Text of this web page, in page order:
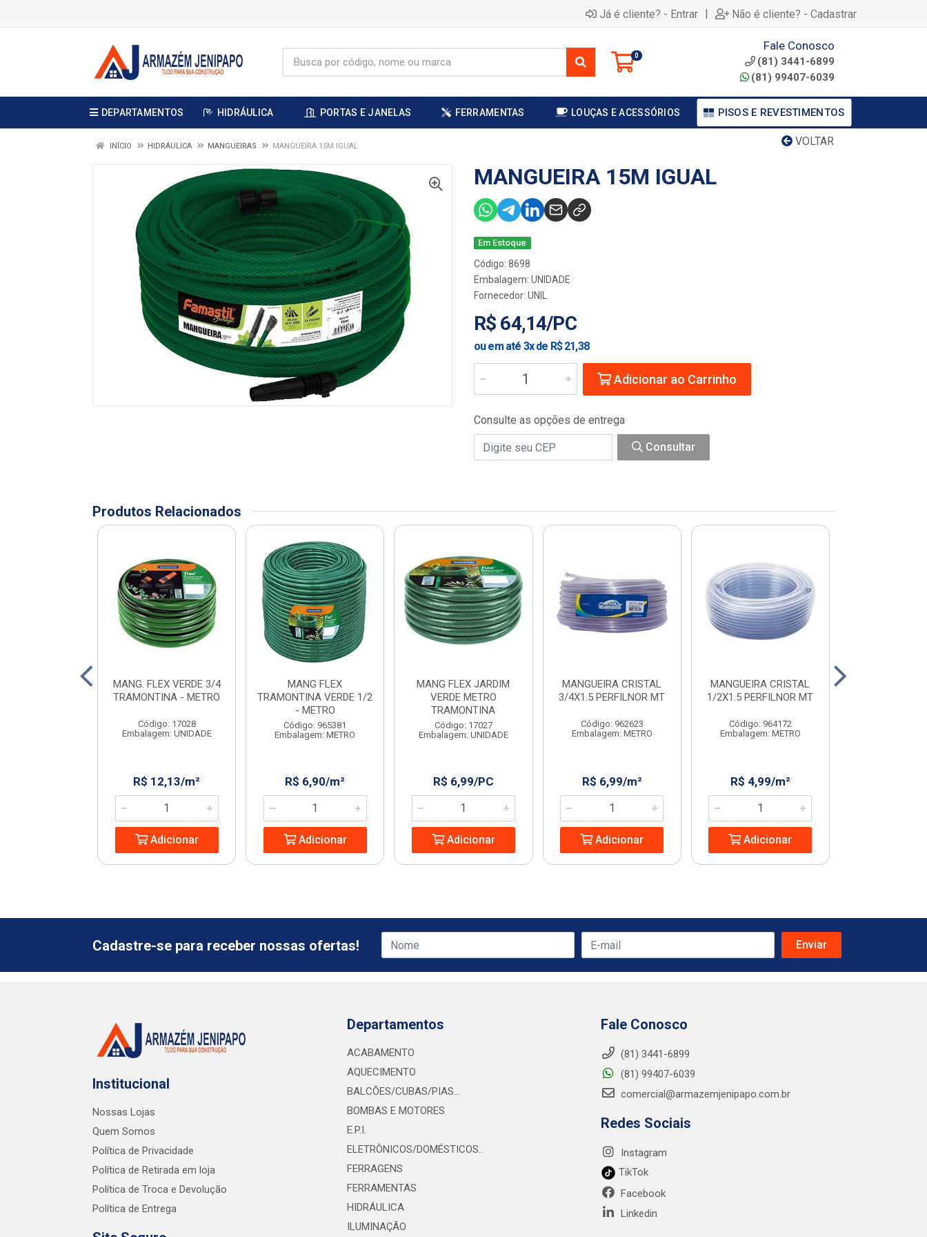
Já é cliente? - Entrar | Não é cliente? - Cadastrar
0
Fale Conosco
(81) 3441-6899
(81) 99407-6039
DEPARTAMENTOS HIDRÁULICA PORTAS E JANELAS FERRAMENTAS LOUÇAS E ACESSÓRIOS PISOS E REVESTIMENTOS
VOLTAR
INÍCIO HIDRÁULICA MANGUEIRAS MANGUEIRA 15M IGUAL
MANGUEIRA 15M IGUAL
Em Estoque
Código: 8698
Embalagem: UNIDADE
Fornecedor: UNIL
R$ 64,14/PC
ou em até 3x de R$ 21,38
Adicionar ao Carrinho
Consulte as opções de entrega
Consultar
Produtos Relacionados
MANG. FLEX VERDE 3/4
TRAMONTINA - METRO
Código: 17028
Embalagem: UNIDADE
R$ 12,13/m²
Adicionar
MANG FLEX
TRAMONTINA VERDE 1/2
- METRO
Código: 965381
Embalagem: METRO
R$ 6,90/m²
Adicionar
MANG FLEX JARDIM
VERDE METRO
TRAMONTINA
Código: 17027
Embalagem: UNIDADE
R$ 6,99/PC
Adicionar
MANGUEIRA CRISTAL
3/4X1.5 PERFILNOR MT
Código: 962623
Embalagem: METRO
R$ 6,99/m²
Adicionar
MANGUEIRA CRISTAL
1/2X1.5 PERFILNOR MT
Código: 964172
Embalagem: METRO
R$ 4,99/m²
Adicionar
Cadastre-se para receber nossas ofertas!
Institucional
Nossas Lojas
Quem Somos
Política de Privacidade
Política de Retirada em loja
Política de Troca e Devolução
Política de Entrega
Departamentos
ACABAMENTO
AQUECIMENTO
BALCÕES/CUBAS/PIAS...
BOMBAS E MOTORES
E.P.I.
ELETRÔNICOS/DOMÉSTICOS..
FERRAGENS
FERRAMENTAS
HIDRÁULICA
ILUMINAÇÃO
Fale Conosco
(81) 3441-6899
(81) 99407-6039
comercial@armazemjenipapo.com.br
Redes Sociais
Instagram
TikTok
Facebook
Linkedin